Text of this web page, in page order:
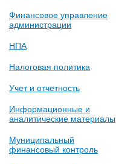
Финансовое управление
администрации
НПА
Налоговая политика
Учет и отчетность
Информационные и
аналитические материалы
Муниципальный
финансовый контроль